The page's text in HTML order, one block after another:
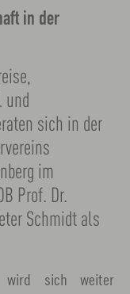
in der
und
sich in der
im
Prof. Dr.
Schmidt als
wird sich weiter